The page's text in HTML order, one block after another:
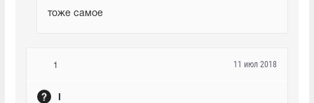
тоже самое
1
I
11 июл 2018